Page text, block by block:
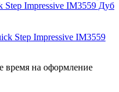
Step Impressive IM3559 Дуб
время на оформление